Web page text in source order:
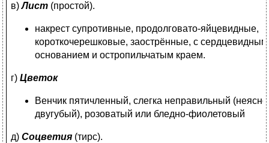
в)Лист (простой).
накрест супротивные, продолговато-яйцевидные,
короткочерешковые, заострённые, с сердцевидным
основанием и остропильчатым краем.
г) Цветок
Венчик пятичленный, слегка неправильный (неясно
двугубый), розоватый или бледно-фиолетовый
д) Соцветия (тирс).